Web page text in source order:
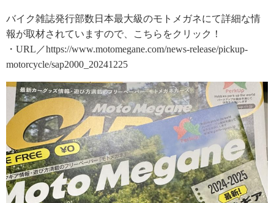
バイク雑誌発行部数日本最大級のモトメガネにて詳細な情
報が取材されていますので、こちらをクリック！
・URL／https://www.motomegane.com/news-release/pickup-
motorcycle/sap2000_20241225